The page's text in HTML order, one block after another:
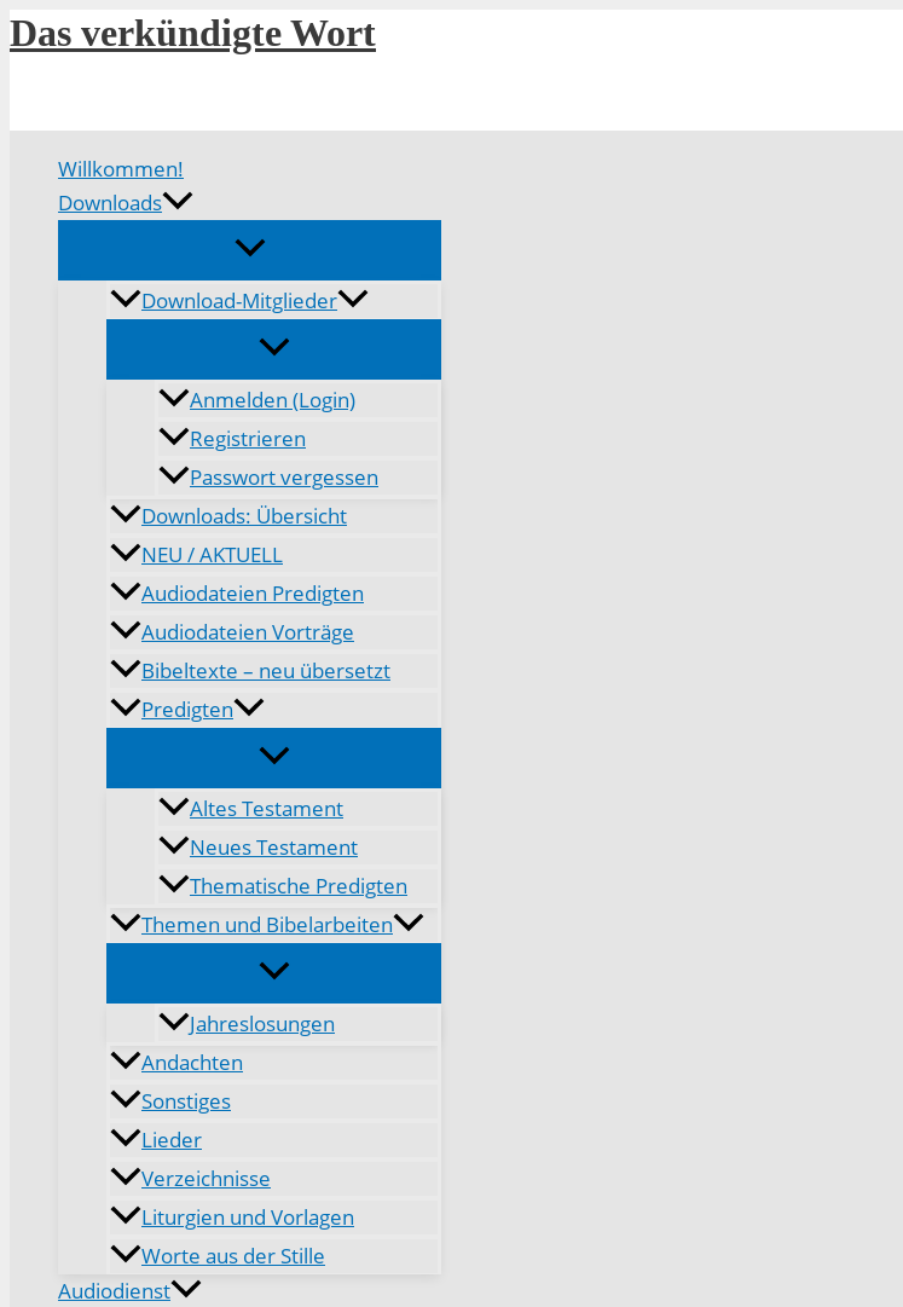
Zum
Inhalt
Das verkündigte Wort
Willkommen!
Downloads
Download-Mitglieder
Anmelden (Login)
Registrieren
Passwort vergessen
Downloads: Übersicht
NEU / AKTUELL
Audiodateien Predigten
Audiodateien Vorträge
Bibeltexte – neu übersetzt
Predigten
Altes Testament
Neues Testament
Thematische Predigten
Themen und Bibelarbeiten
Jahreslosungen
Andachten
Sonstiges
Lieder
Verzeichnisse
Liturgien und Vorlagen
Worte aus der Stille
Audiodienst